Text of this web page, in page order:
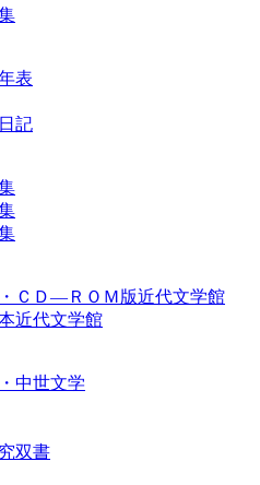
表
記
ＣＤ―ＲＯＭ版近代文学館
近代文学館
中世文学
双書